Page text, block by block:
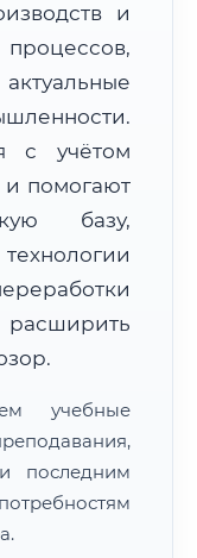
дня
ФИС ФРДО
и просмотра
и
с учётом
и помогают
базу,
учебные
последним